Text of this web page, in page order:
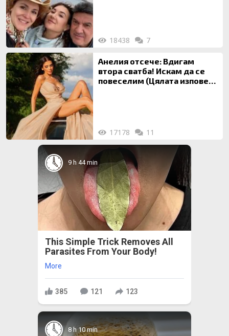
18438 7
Анелия отсече: Вдигам
втора сватба! Искам да се
повеселим (Цялата изповед
17178 11
9 h 44 min
This Simple Trick Removes All
Parasites From Your Body!
More
385 121 123
8 h 10 min